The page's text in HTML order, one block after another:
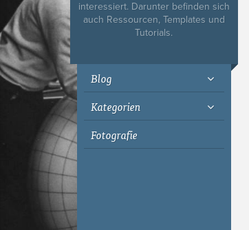
interessiert. Darunter befinden sich
auch Ressourcen, Templates und
Tutorials.
Blog
Kategorien
Fotografie